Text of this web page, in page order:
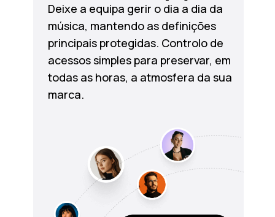
Deixe a equipa gerir o dia a dia da
música, mantendo as definições
principais protegidas. Controlo de
acessos simples para preservar, em
todas as horas, a atmosfera da sua
marca.